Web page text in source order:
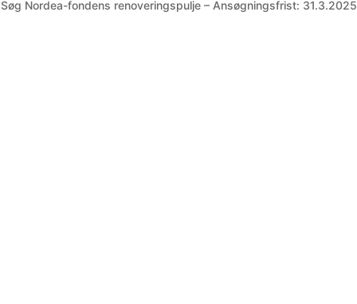
Søg Nordea-fondens renoveringspulje – Ansøgningsfrist: 31.3.2025